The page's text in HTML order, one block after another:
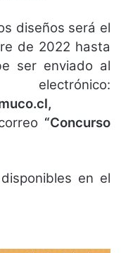
diseños será el
de 2022 hasta
ser enviado al
electrónico:
,
“Concurso
en el